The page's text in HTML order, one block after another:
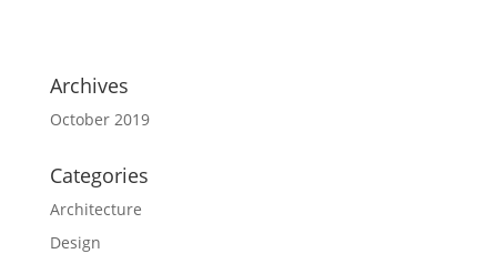
Archives
October 2019
Categories
Architecture
Design